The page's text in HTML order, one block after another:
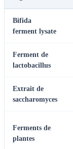
Bifida
ferment lysate
Ferment de
lactobacillus
Extrait de
saccharomyces
Ferments de
plantes